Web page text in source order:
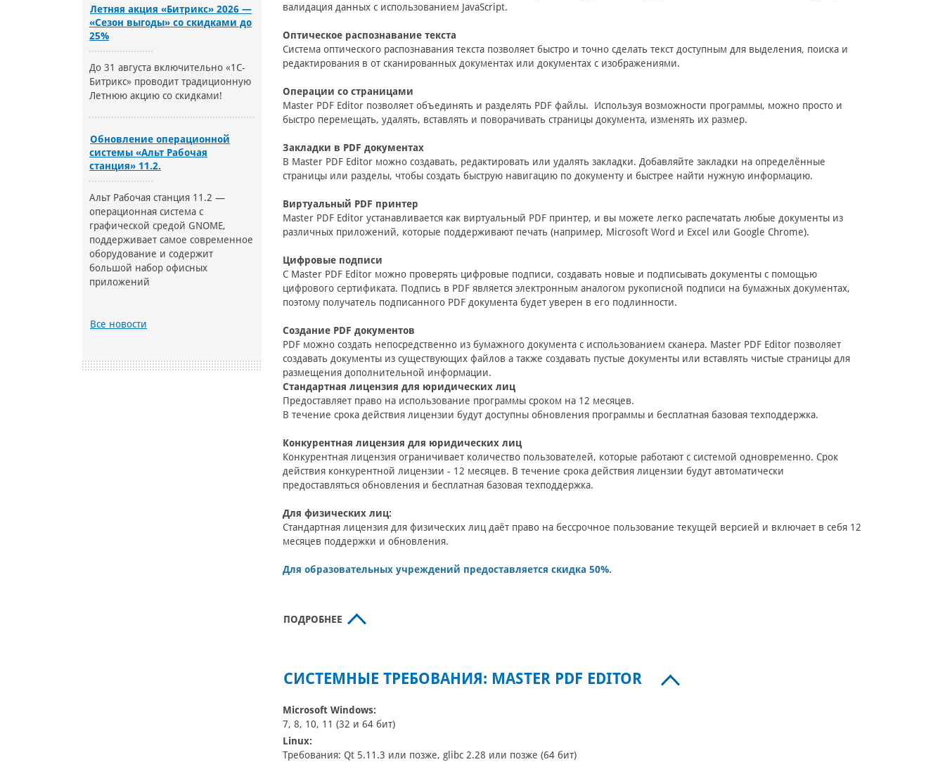
Летняя акция «Битрикс» 2026 —
«Сезон выгоды» со скидками до
25%
До 31 августа включительно «1С-
Битрикс» проводит традиционную
Летнюю акцию со скидками!
Обновление операционной
системы «Альт Рабочая
станция» 11.2.
Альт Рабочая станция 11.2 —
операционная система с
графической средой GNOME,
поддерживает самое современное
оборудование и содержит
большой набор офисных
приложений
Все новости
валидация данных с использованием JavaScript.
Оптическое распознавание текста
Система оптического распознавания текста позволяет быстро и точно сделать текст доступным для выделения, поиска и
редактирования в от сканированных документах или документах с изображениями.
Операции со страницами
Master PDF Editor позволяет объединять и разделять PDF файлы. Используя возможности программы, можно просто и
быстро перемещать, удалять, вставлять и поворачивать страницы документа, изменять их размер.
Закладки в PDF документах
В Master PDF Editor можно создавать, редактировать или удалять закладки. Добавляйте закладки на определённые
страницы или разделы, чтобы создать быструю навигацию по документу и быстрее найти нужную информацию.
Виртуальный PDF принтер
Master PDF Editor устанавливается как виртуальный PDF принтер, и вы можете легко распечатать любые документы из
различных приложений, которые поддерживают печать (например, Microsoft Word и Excel или Google Chrome).
Цифровые подписи
С Master PDF Editor можно проверять цифровые подписи, создавать новые и подписывать документы с помощью
цифрового сертификата. Подпись в PDF является электронным аналогом рукописной подписи на бумажных документах,
поэтому получатель подписанного PDF документа будет уверен в его подлинности.
Создание PDF документов
PDF можно создать непосредственно из бумажного документа с использованием сканера. Master PDF Editor позволяет
создавать документы из существующих файлов а также создавать пустые документы или вставлять чистые страницы для
размещения дополнительной информации.
Стандартная лицензия для юридических лиц
Предоставляет право на использование программы сроком на 12 месяцев.
В течение срока действия лицензии будут доступны обновления программы и бесплатная базовая техподдержка.
Конкурентная лицензия для юридических лиц
Конкурентная лицензия ограничивает количество пользователей, которые работают с системой одновременно. Срок
действия конкурентной лицензии - 12 месяцев. В течение срока действия лицензии будут автоматически
предоставляться обновления и бесплатная базовая техподдержка.
Для физических лиц:
Стандартная лицензия для физических лиц даёт право на бессрочное пользование текущей версией и включает в себя 12
месяцев поддержки и обновления.
Для образовательных учреждений предоставляется скидка 50%.
ПОДРОБНЕЕ
СИСТЕМНЫЕ ТРЕБОВАНИЯ: MASTER PDF EDITOR
Microsoft Windows:
7, 8, 10, 11 (32 и 64 бит)
Linux:
Требования: Qt 5.11.3 или позже, glibc 2.28 или позже (64 бит)